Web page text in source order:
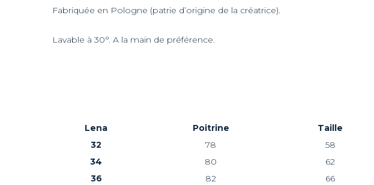
Fabriquée en Pologne (patrie d’origine de la créatrice).
Lavable à 30°. A la main de préférence.
Lena Poitrine Taille
32
78 58
34
80 62
36
82 66